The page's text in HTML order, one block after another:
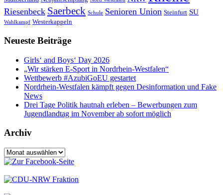
Riesenbeck Saerbeck Schule Senioren Union Steinfurt SU
Wahlkampf Westerkappeln
Neueste Beiträge
Girls‘ and Boys‘ Day 2026
„Wir stärken E-Sport in Nordrhein-Westfalen“
Wettbewerb #AzubiGoEU gestartet
Nordrhein-Westfalen kämpft gegen Desinformation und Fake
News
Drei Tage Politik hautnah erleben – Bewerbungen zum
Jugendlandtag im November ab sofort möglich
Archiv
Archiv